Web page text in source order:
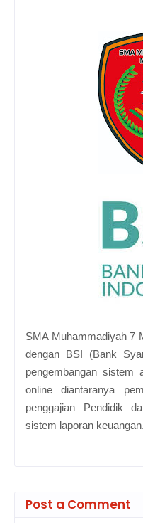
SMA Muhammadiyah 7
dengan BSI (Bank
pengembangan sistem
online diantaranya
penggajian Pendidik
sistem laporan keuangan.
Post a Comment